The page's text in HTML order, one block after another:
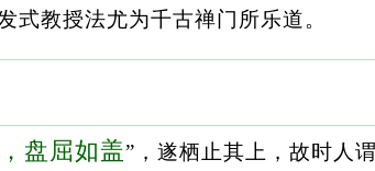
式教授法尤为千古禅门所乐道。
盘屈如盖”，遂栖止其上，故时人